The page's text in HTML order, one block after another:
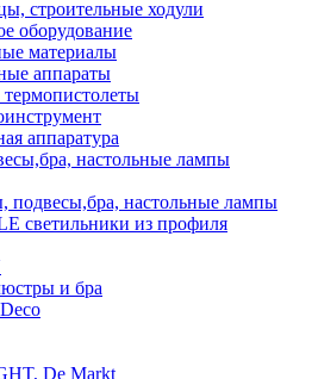
строительные ходули
оборудование
материалы
аппараты
аппаратура
настольные лампы
подвесы,бра, настольные лампы
светильники из профиля
и бра
De Markt